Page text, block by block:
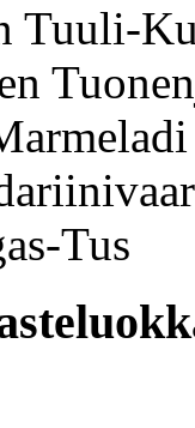
Tuuli-
Tus